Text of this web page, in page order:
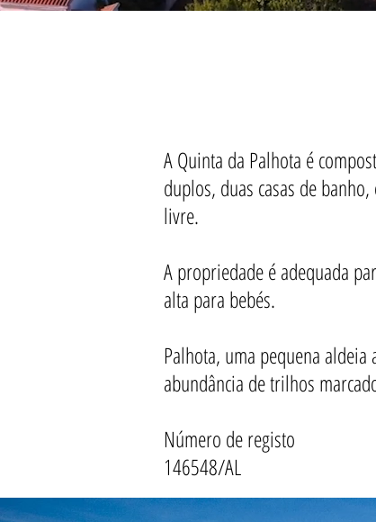
A Quinta da Palhota é
duplos, duas casas de
livre.
A propriedade é adequada
alta para bebés.
Palhota, uma pequena
abundância de trilhos
Número de registo
146548/AL